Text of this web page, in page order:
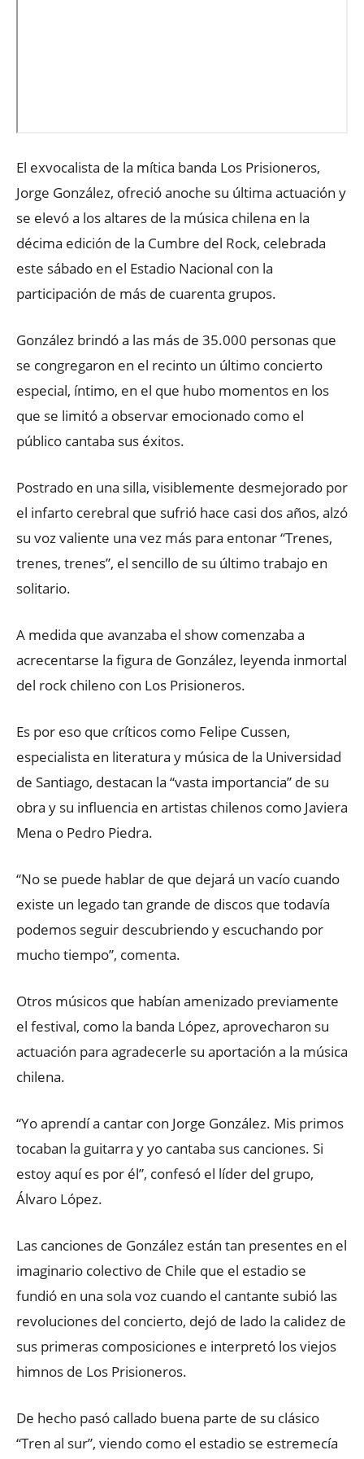
El exvocalista de la mítica banda Los Prisioneros,
Jorge González, ofreció anoche su última actuación y
se elevó a los altares de la música chilena en la
décima edición de la Cumbre del Rock, celebrada
este sábado en el Estadio Nacional con la
participación de más de cuarenta grupos.
González brindó a las más de 35.000 personas que
se congregaron en el recinto un último concierto
especial, íntimo, en el que hubo momentos en los
que se limitó a observar emocionado como el
público cantaba sus éxitos.
Postrado en una silla, visiblemente desmejorado por
el infarto cerebral que sufrió hace casi dos años, alzó
su voz valiente una vez más para entonar “Trenes,
trenes, trenes”, el sencillo de su último trabajo en
solitario.
A medida que avanzaba el show comenzaba a
acrecentarse la figura de González, leyenda inmortal
del rock chileno con Los Prisioneros.
Es por eso que críticos como Felipe Cussen,
especialista en literatura y música de la Universidad
de Santiago, destacan la “vasta importancia” de su
obra y su influencia en artistas chilenos como Javiera
Mena o Pedro Piedra.
“No se puede hablar de que dejará un vacío cuando
existe un legado tan grande de discos que todavía
podemos seguir descubriendo y escuchando por
mucho tiempo”, comenta.
Otros músicos que habían amenizado previamente
el festival, como la banda López, aprovecharon su
actuación para agradecerle su aportación a la música
chilena.
“Yo aprendí a cantar con Jorge González. Mis primos
tocaban la guitarra y yo cantaba sus canciones. Si
estoy aquí es por él”, confesó el líder del grupo,
Álvaro López.
Las canciones de González están tan presentes en el
imaginario colectivo de Chile que el estadio se
fundió en una sola voz cuando el cantante subió las
revoluciones del concierto, dejó de lado la calidez de
sus primeras composiciones e interpretó los viejos
himnos de Los Prisioneros.
De hecho pasó callado buena parte de su clásico
“Tren al sur”, viendo como el estadio se estremecía